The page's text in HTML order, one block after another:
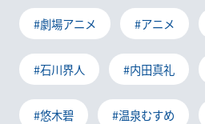
#劇場アニメ #アニメ
#石川界人 #内田真礼
#悠木碧 #温泉むすめ